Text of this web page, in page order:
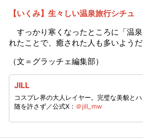
【いくみ】生々しい温泉旅行シチュ
すっかり寒くなったところに「温
れたことで、癒された人も多いようだ
（文＝グラッチェ編集部）
JILL
コスプレ界の大人レイヤー。完璧な美貌と
随を許さず／公式X： ＠jill_mw